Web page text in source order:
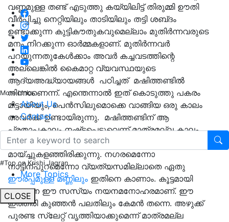
More Links
About Us
Contact
#Top on Krishi Jagran
More Topics
CLOSE
വണ്ണമുള്ള തണ്ട് എടുത്തു കയ്യിലിട്ട് തിരുമ്മി ഊതി
വീർപ്പിച്ചു നെറ്റിയിലും താടിയിലും തട്ടി ശബ്‌ദം
ഉണ്ടാക്കുന്ന കുട്ടികൗതുകവുമെല്ലാം മുതിർന്നവരുടെ
മനം നിറക്കുന്ന ഓർമ്മകളാണ്. മുതിർന്നവർ
പറയുന്നതുകേൾക്കാം അവർ കച്ചവടത്തിന്റെ
അല്ലെങ്കിൽ കൈമാറ്റ വ്യവസ്ഥയുടെ
ആദ്യഅദ്ധ്യായങ്ങൾ പഠിച്ചത് മഷിത്തണ്ടിൽ
നിന്നാണെന്ന്. എന്തെന്നാൽ ഇത് കൊടുത്തു പകരം
മിട്ടായിയും, പെൻസിലുമൊക്കെ വാങ്ങിയ ഒരു കാലം
അവർക്ക് ഉണ്ടായിരുന്നു. മഷിത്തണ്ടിന് ആ
പ്രതാപകാലം നഷ്ട്ടപ്പെട്ടുവെന്ന് മാത്രമല്ല കാലം
അതിനെ മനുഷ്യമനസ്സിൽ നിന്ന് തന്നെ
മായ്ച്ചുകളഞ്ഞിരിക്കുന്നു. നഗരമെന്നോ
നാട്ടിന്പുറമെന്നോ വ്യത്യസമില്ലാതെ ഏതു
ഈര്പ്പമുള്ള മണ്ണിലും ഇതിനെ കാണാം. കൂട്ടമായി
വളരുന്ന ഈ സസ്യം നയനമനോഹരമാണ്. ഈ
ഇത്തിരി കുഞ്ഞൻ പലതിലും കേമൻ തന്നെ. അഴുക്ക്
പുരണ്ട സ്ലേറ്റ് വൃത്തിയാക്കുമെന്ന് മാത്രമല്ല